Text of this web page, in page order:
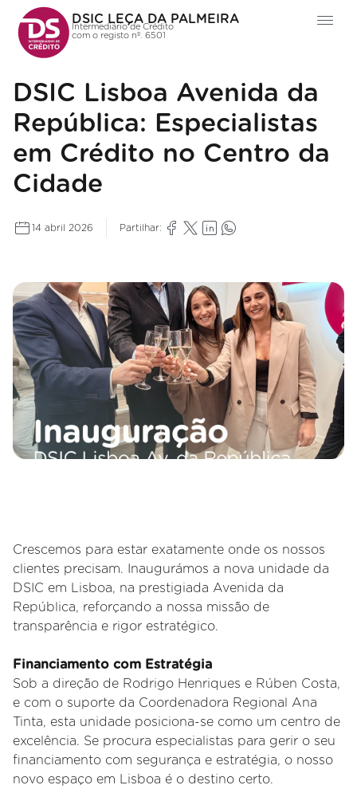
DSIC LEÇA DA PALMEIRA
Intermediário de Crédito
com o registo nº. 6501
DSIC Lisboa Avenida da
República: Especialistas
em Crédito no Centro da
Cidade
14 abril 2026 Partilhar:
Crescemos para estar exatamente onde os nossos
clientes precisam. Inaugurámos a nova unidade da
DSIC em Lisboa, na prestigiada Avenida da
República, reforçando a nossa missão de
transparência e rigor estratégico.
Financiamento com Estratégia
Sob a direção de Rodrigo Henriques e Rúben Costa,
e com o suporte da Coordenadora Regional Ana
Tinta, esta unidade posiciona-se como um centro de
excelência. Se procura especialistas para gerir o seu
financiamento com segurança e estratégia, o nosso
novo espaço em Lisboa é o destino certo.